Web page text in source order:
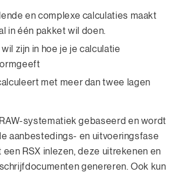
en complexe calculaties maakt
in één pakket wil doen.
zijn in hoe je je calculatie
met meer dan twee lagen
systematiek gebaseerd en wordt
aanbestedings- en uitvoeringsfase
RSX inlezen, deze uitrekenen en
genereren. Ook kun